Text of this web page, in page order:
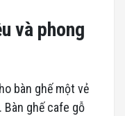
và phong
bàn ghế một vẻ
Bàn ghế cafe gỗ